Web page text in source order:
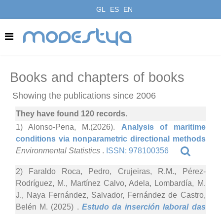
GL ES EN
modestya
Books and chapters of books
Showing the publications since 2006
They have found 120 records.
1) Alonso-Pena, M.(2026). Analysis of maritime
conditions via nonparametric directional methods
Environmental Statistics. ISSN: 978100356
2) Faraldo Roca, Pedro, Crujeiras, R.M., Pérez-
Rodríguez, M., Martínez Calvo, Adela, Lombardía, M.
J., Naya Fernández, Salvador, Fernández de Castro,
Belén M. (2025) . Estudo da inserción laboral das